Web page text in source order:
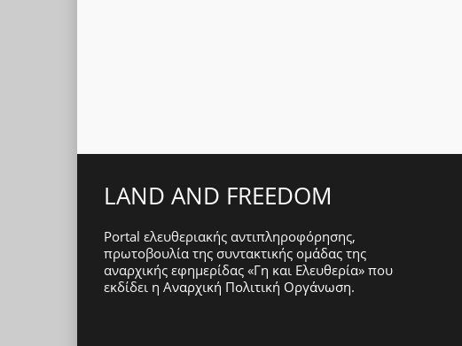
LAND AND FREEDOM
Portal ελευθεριακής αντιπληροφόρησης,
πρωτοβουλία της συντακτικής ομάδας της
αναρχικής εφημερίδας «Γη και Ελευθερία» που
εκδίδει η Αναρχική Πολιτική Οργάνωση.